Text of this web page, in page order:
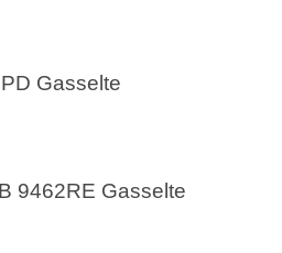
Gasselte
9462RE Gasselte